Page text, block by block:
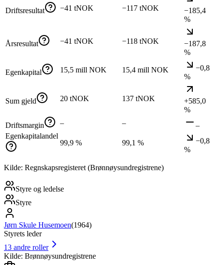
Driftsresultat −41 tNOK −117 tNOK
−185,4
%
Årsresultat −41 tNOK −118 tNOK
−187,8
%
Egenkapital 15,5 mill NOK 15,4 mill NOK
−0,8
%
Sum gjeld 20 tNOK 137 tNOK
+585,0
%
Driftsmargin
– –
–
Egenkapitalandel
99,9 %
99,1 %
−0,8
%
Kilde: Regnskapsregisteret (Brønnøysundregistrene)
Styre og ledelse
Styre
Jørn Skule Husemoen(1964)
Styrets leder
13 andre roller
Kilde: Brønnøysundregistrene